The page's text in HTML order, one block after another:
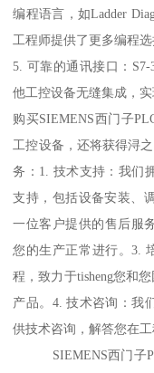
编程语言，如Ladder
工程师提供了更多编程选
5. 可靠的通讯接口：
他工控设备无缝集成，
购买SIEMENS西门子
工控设备，还将获得浔
务：1. 技术支持：我们
支持，包括设备安装、
一位客户提供的售后服
您的生产正常进行。3.
程，致力于tisheng您和
产品。4. 技术咨询：我
供技术咨询，解答您在
SIEMENS西门子PLC